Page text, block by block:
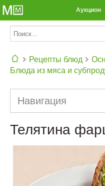
Аукцион
Рецепты блюд
Блюда из мяса и
Навигация
Телятина